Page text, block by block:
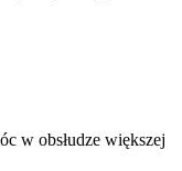
w obsłudze większej